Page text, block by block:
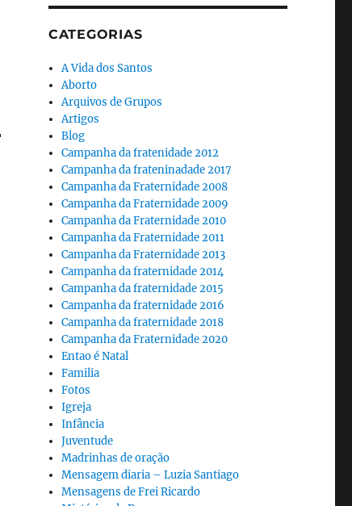
CATEGORIAS
A Vida dos Santos
Aborto
Arquivos de Grupos
Artigos
Blog
Campanha da fratenidade 2012
Campanha da frateninadade 2017
Campanha da Fraternidade 2008
Campanha da Fraternidade 2009
Campanha da Fraternidade 2010
Campanha da Fraternidade 2011
Campanha da Fraternidade 2013
Campanha da fraternidade 2014
Campanha da fraternidade 2015
Campanha da fraternidade 2016
Campanha da fraternidade 2018
Campanha da Fraternidade 2020
Entao é Natal
Familia
Fotos
Igreja
Infância
Juventude
Madrinhas de oração
Mensagem diaria – Luzia Santiago
Mensagens de Frei Ricardo